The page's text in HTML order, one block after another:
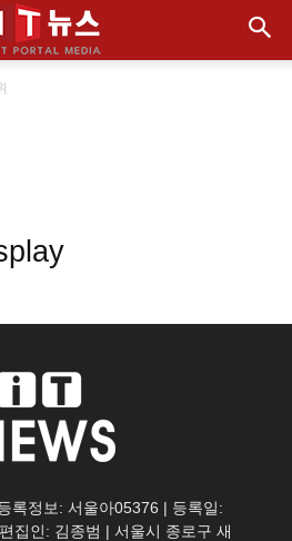
록정보: 서울아05376 | 등록일:
집인: 김종범 | 서울시 종로구 새